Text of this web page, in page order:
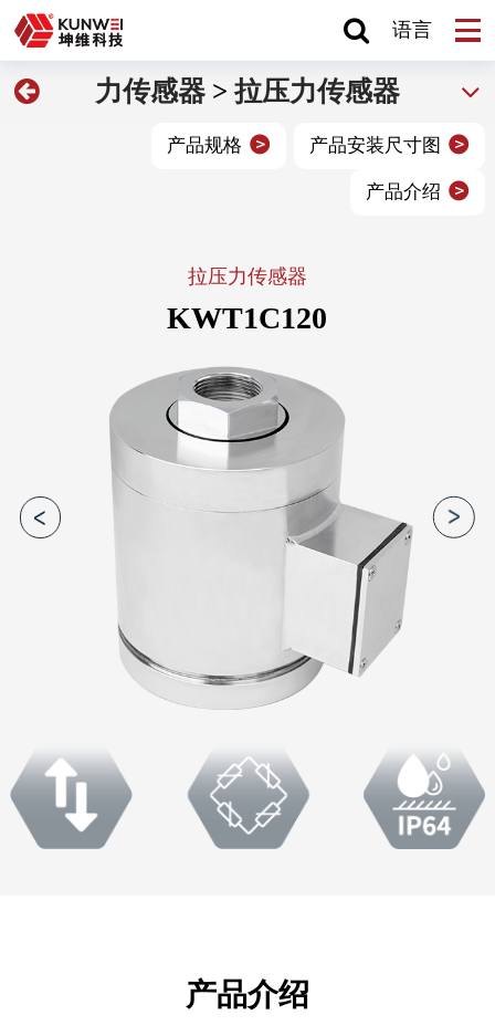
语言
力传感器 >拉压力传感器
产品安装尺寸图
产品规格
产品介绍
拉压力传感器
KWT1C120
产品介绍